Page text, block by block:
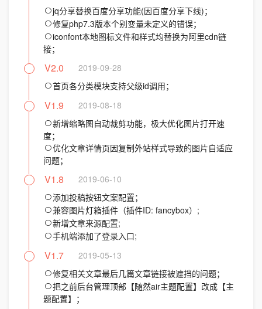
jq分享替换百度分享功能(因百度分享下线)；
修复php7.3版本个别变量未定义的错误；
iconfont本地图标文件和样式均替换为阿里cdn链
接；
2019-09-28
首页各分类模块支持父级id调用；
V2.0
2019-08-18
新增缩略图自动裁剪功能，极大优化图片打开速
度；
优化文章详情页因复制外站样式导致的图片自适应
问题；
V1.9
2019-06-10
添加投稿按钮文案配置；
兼容图片灯箱插件（插件ID: fancybox）;
新增文章来源配置;
手机端添加了登录入口;
V1.8
2019-05-13
修复相关文章最后几篇文章链接被遮挡的问题；
把之前后台管理顶部【随然air主题配置】改成【主
题配置】；
V1.7